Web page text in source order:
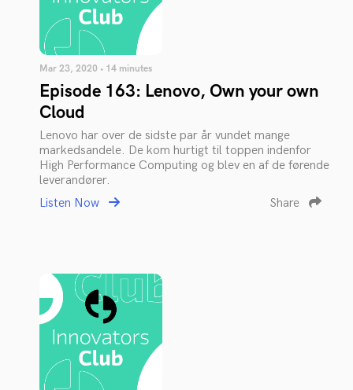
Mar 23, 2020 • 14 minutes
Episode 163: Lenovo, Own your own
Cloud
Lenovo har over de sidste par år vundet mange
markedsandele. De kom hurtigt til toppen indenfor
High Performance Computing og blev en af de førende
leverandører.
Listen Now
Share